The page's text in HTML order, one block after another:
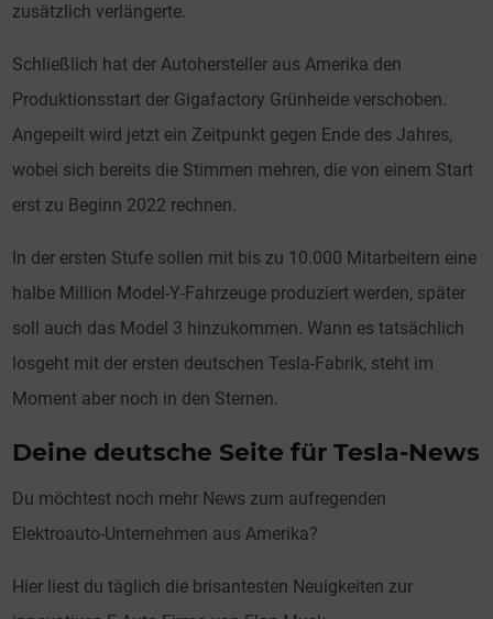
zusätzlich verlängerte.
Schließlich hat der Autohersteller aus Amerika den
Produktionsstart der Gigafactory Grünheide verschoben.
Angepeilt wird jetzt ein Zeitpunkt gegen Ende des Jahres,
wobei sich bereits die Stimmen mehren, die von einem Start
erst zu Beginn 2022 rechnen.
In der ersten Stufe sollen mit bis zu 10.000 Mitarbeitern eine
halbe Million Model-Y-Fahrzeuge produziert werden, später
soll auch das Model 3 hinzukommen. Wann es tatsächlich
losgeht mit der ersten deutschen Tesla-Fabrik, steht im
Moment aber noch in den Sternen.
Deine deutsche Seite für Tesla-News
Du möchtest noch mehr News zum aufregenden
Elektroauto-Unternehmen aus Amerika?
Hier liest du täglich die brisantesten Neuigkeiten zur